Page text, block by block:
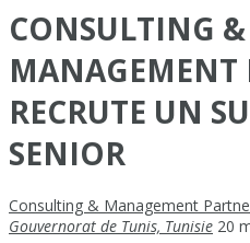
CONSULTING &
MANAGEMENT
RECRUTE UN
SENIOR
Consulting & Management
Gouvernorat de Tunis, Tunisie 20